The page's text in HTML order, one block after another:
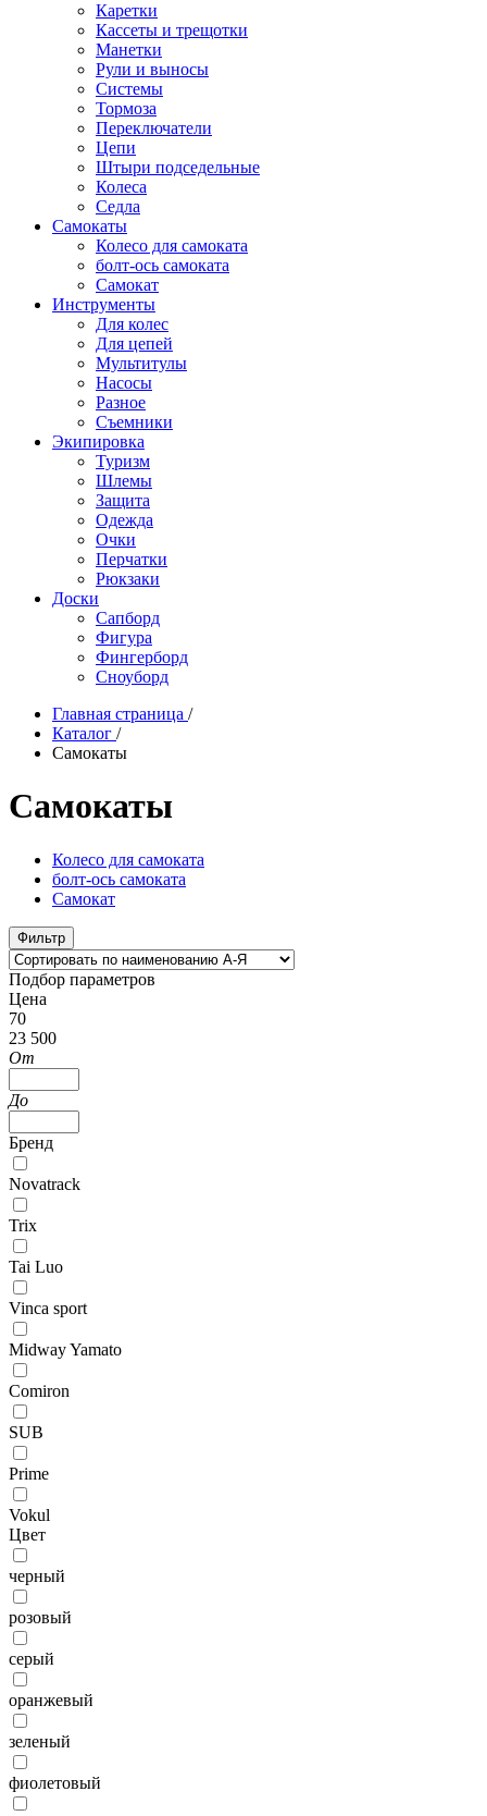
Каретки
Кассеты и трещотки
Манетки
Рули и выносы
Системы
Тормоза
Переключатели
Цепи
Штыри подседельные
Колеса
Седла
Самокаты
Колесо для самоката
болт-ось самоката
Самокат
Инструменты
Для колес
Для цепей
Мультитулы
Насосы
Разное
Съемники
Экипировка
Туризм
Шлемы
Защита
Одежда
Очки
Перчатки
Рюкзаки
Доски
Сапборд
Фигура
Фингерборд
Сноуборд
Главная страница /
Каталог /
Самокаты
Самокаты
Колесо для самоката
болт-ось самоката
Самокат
Фильтр
Подбор параметров
Цена
70
23 500
От
До
Бренд
Novatrack
Trix
Tai Luo
Vinca sport
Midway Yamato
Comiron
SUB
Prime
Vokul
Цвет
черный
розовый
серый
оранжевый
зеленый
фиолетовый